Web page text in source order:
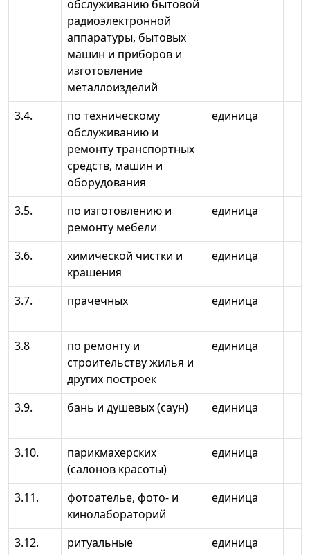
обслуживанию бытовой
радиоэлектронной
аппаратуры, бытовых
машин и приборов и
изготовление
металлоизделий
3.4.
по техническому
обслуживанию и
ремонту транспортных
средств, машин и
оборудования
единица
3.5.
по изготовлению и
ремонту мебели
единица
3.6.
химической чистки и
крашения
единица
3.7. прачечных единица
3.8
по ремонту и
строительству жилья и
других построек
единица
3.9. бань и душевых (саун) единица
3.10.
парикмахерских
(салонов красоты)
единица
3.11.
фотоателье, фото- и
кинолабораторий
единица
3.12. ритуальные единица